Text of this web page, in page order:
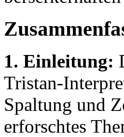
1. Einleitung:
Tristan-
Spaltung und
erforschtes